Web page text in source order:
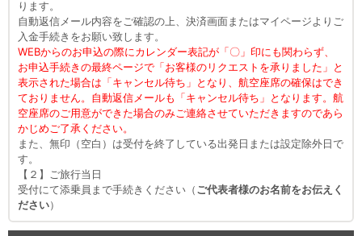
ります。
自動返信メール内容をご確認の上、決済画面またはマイページよりご
入金手続きをお願い致します。
WEBからのお申込の際にカレンダー表記が「〇」印にも関わらず、
お申込手続きの最終ページで「お客様のリクエストを承りました」と
表示された場合は「キャンセル待ち」となり、航空座席の確保はでき
ておりません。自動返信メールも「キャンセル待ち」となります。航
空座席のご用意ができた場合のみご連絡させていただきますのであら
かじめご了承ください。
また、無印（空白）は受付を終了している出発日または設定除外日で
す。
【２】ご旅行当日
受付にて添乗員まで手続きください（ご代表者様のお名前をお伝えく
ださい）